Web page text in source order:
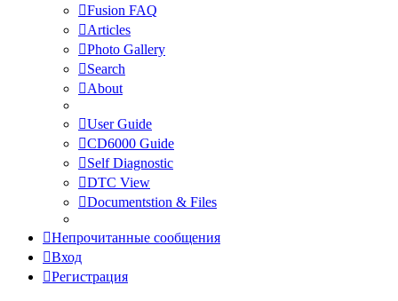
Fusion FAQ
Articles
Photo Gallery
Search
About
User Guide
CD6000 Guide
Self Diagnostic
DTC View
Documentstion & Files
Непрочитанные сообщения
Вход
Регистрация